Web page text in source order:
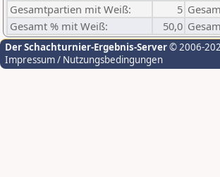
Gesamtpartien mit Weiß:
5
Gesamt % mit Weiß:
50,0
Der Schachturnier-Ergebnis-Server© 2006-
Impressum / Nutzungsbedingungen